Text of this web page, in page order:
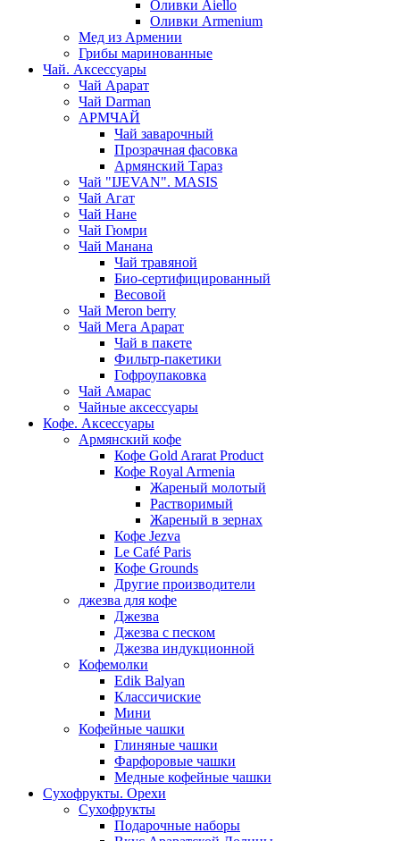
Оливки Aiello
Оливки Armenium
Мед из Армении
Грибы маринованные
Чай. Аксессуары
Чай Арарат
Чай Darman
АРМЧАЙ
Чай заварочный
Прозрачная фасовка
Армянский Тараз
Чай "IJEVAN". MASIS
Чай Агат
Чай Нане
Чай Гюмри
Чай Манана
Чай травяной
Био-сертифицированный
Весовой
Чай Meron berry
Чай Мега Арарат
Чай в пакете
Фильтр-пакетики
Гофроупаковка
Чай Амарас
Чайные аксессуары
Кофе. Аксессуары
Армянский кофе
Кофе Gold Ararat Product
Кофе Royal Armenia
Жареный молотый
Растворимый
Жареный в зернах
Кофе Jezva
Le Café Paris
Кофе Grounds
Другие производители
джезва для кофе
Джезва
Джезва с песком
Джезва индукционной
Кофемолки
Edik Balyan
Классичиские
Мини
Кофейные чашки
Глиняные чашки
Фарфоровые чашки
Медные кофейные чашки
Сухофрукты. Орехи
Сухофрукты
Подарочные наборы